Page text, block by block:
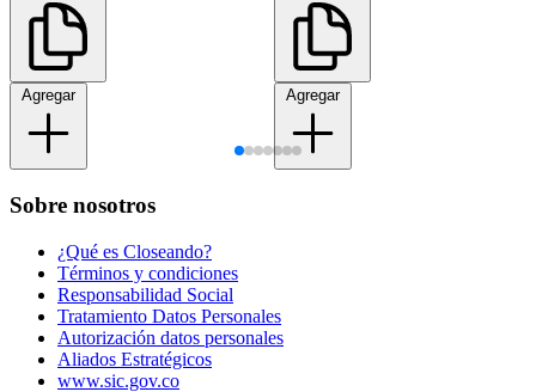
Agregar Agregar
Sobre nosotros
¿Qué es Closeando?
Términos y condiciones
Responsabilidad Social
Tratamiento Datos Personales
Autorización datos personales
Aliados Estratégicos
www.sic.gov.co